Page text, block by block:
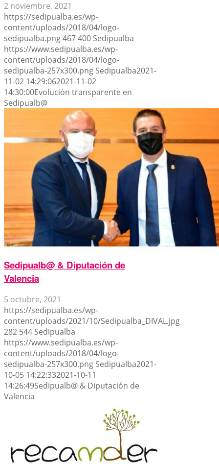
2 noviembre, 2021
https://sedipualba.es/wp-
content/uploads/2018/04/logo-
sedipualba.png467400 Sedipualba
https://www.sedipualba.es/wp-
content/uploads/2018/04/logo-
sedipualba-257x300.png Sedipualba2021-
11-02 14:29:062021-11-02
14:30:00Evolución transparente en
Sedipualb@
Sedipualb@ & Diputación de
Valencia
5 octubre, 2021
https://sedipualba.es/wp-
content/uploads/2021/10/Sedipualba_DIVAL.jpg
282 544 Sedipualba
https://www.sedipualba.es/wp-
content/uploads/2018/04/logo-
sedipualba-257x300.png Sedipualba2021-
10-05 14:22:332021-10-11
14:26:49Sedipualb@ & Diputación de
Valencia